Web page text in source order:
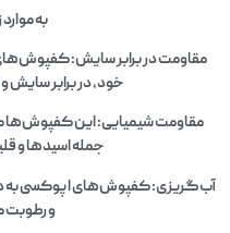
به
مقاومت در برابر سایش:
خود، در برابر سایش
مقاومت شیمیایی: این کفپوش‌ها
جمله اسیدها و
آب‌گریزی: کفپوش‌های اپوکسی به
و رطوبت